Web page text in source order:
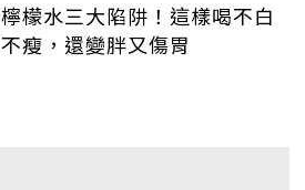
檸檬水三大陷阱！這樣喝不白
不瘦，還變胖又傷胃